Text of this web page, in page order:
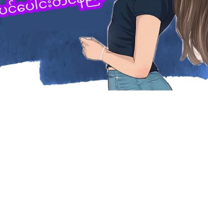
) ဟိမဝန္တာပန်းရောင်ဆားကို အနေတော်ထည့်ပြီး
ာ်သက်သာစေပါတယ်။
ောက်ဆုံးအဆင့်မှာ ဆန်ဆေးရည်ကို လောင်းချပေးပ
တွေကို ခေါင်းမလျှော်ခင် နာရီဝက်အကြိုလ